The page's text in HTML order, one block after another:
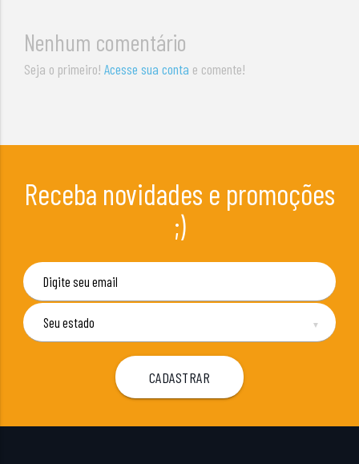
Nenhum comentário
Seja o primeiro!Acesse sua conta e comente!
Receba novidades e promoções
;)
▼